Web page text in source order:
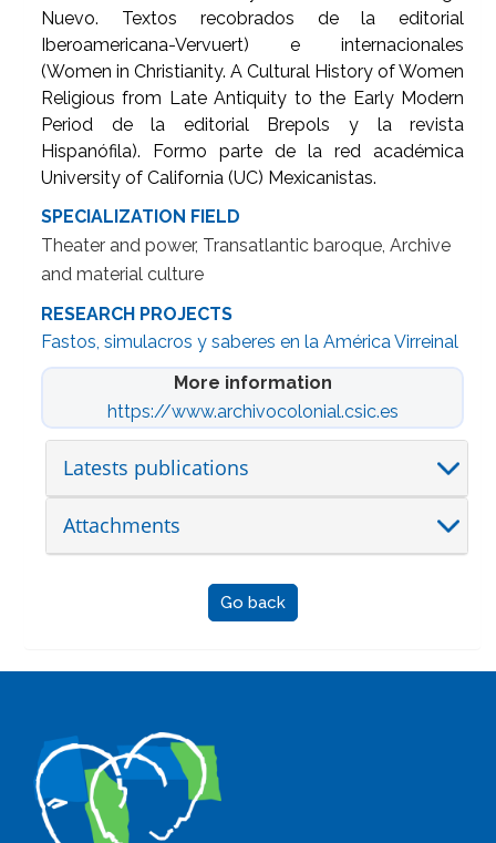
Nuevo. Textos recobrados de la editorial
Iberoamericana-Vervuert) e internacionales
(Women in Christianity. A Cultural History of Women
Religious from Late Antiquity to the Early Modern
Period de la editorial Brepols y la revista
Hispanófila). Formo parte de la red académica
University of California (UC) Mexicanistas.
SPECIALIZATION FIELD
Theater and power, Transatlantic baroque, Archive
and material culture
RESEARCH PROJECTS
Fastos, simulacros y saberes en la América Virreinal
More information
https://www.archivocolonial.csic.es
Latests publications
Attachments
Go back